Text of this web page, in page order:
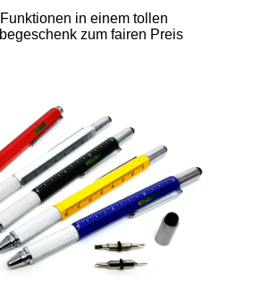
in einem tollen
zum fairen Preis